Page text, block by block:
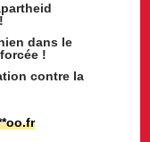
dans le
!
contre la
oo.fr